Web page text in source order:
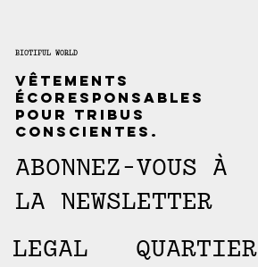
Vêtements
écoresponsables
pour tribus
conscientes.
BIOTIFUL WORLD
ABONNEZ-VOUS À
LA NEWSLETTER
LEGAL